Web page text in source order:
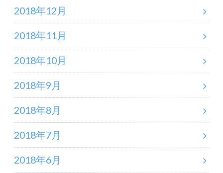
2018年12月
2018年11月
2018年10月
2018年9月
2018年8月
2018年7月
2018年6月